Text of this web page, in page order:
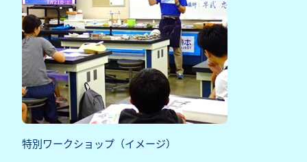
特別ワークショップ（イメージ）